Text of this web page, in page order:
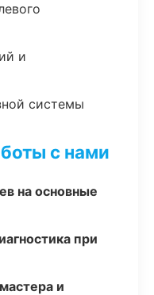
и
системы
с нами
на основные
при
и